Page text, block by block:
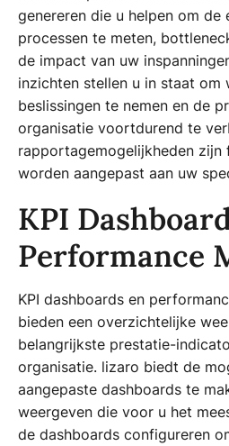
genereren die u helpen om
processen te meten,
de impact van uw
inzichten stellen u in staat om
beslissingen te nemen en de
organisatie voortdurend te
rapportagemogelijkheden zijn
worden aangepast aan uw
KPI
Performance
KPI dashboards en
bieden een overzichtelijke
belangrijkste prestatie-
organisatie. lizaro biedt de
aangepaste dashboards te
weergeven die voor u het
de dashboards configureren